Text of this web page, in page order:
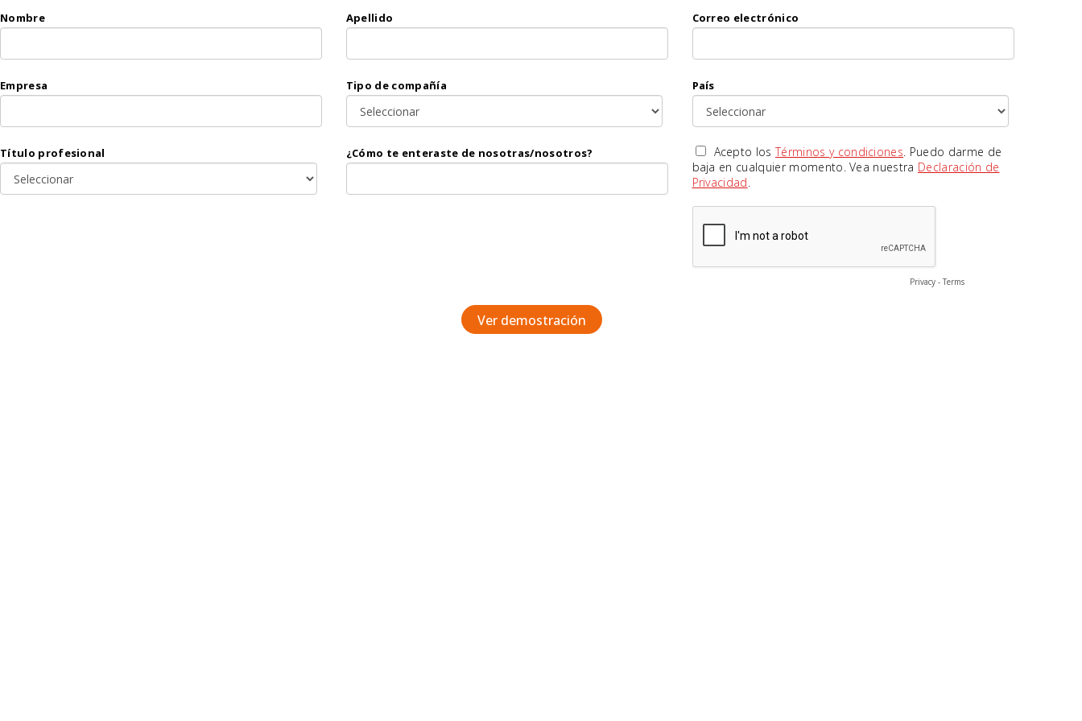
Nombre Apellido Correo electrónico
Empresa Tipo de compañía País
Título profesional ¿Cómo te enteraste de nosotras/nosotros? Acepto losTérminos y condiciones. Puedo darme de
baja en cualquier momento. Vea nuestra Declaración de
Privacidad.
Privacy- Terms